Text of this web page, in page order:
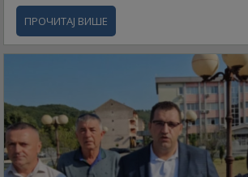
ПРОЧИТАЈ ВИШЕ